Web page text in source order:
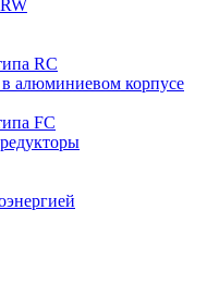
RC
алюминиевом корпусе
FC